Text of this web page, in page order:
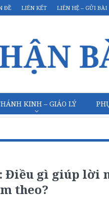
ĐỀ LIÊN KẾT LIÊN HỆ – GỬI BÀI
KINH – GIÁO LÝ
Điều gì giúp lời
theo?